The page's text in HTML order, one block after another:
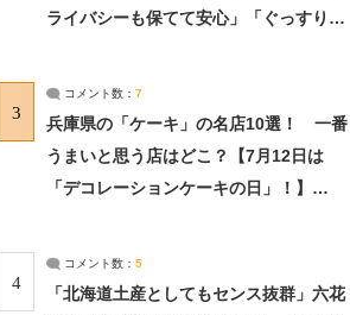
ライバシーも保てて安心」「ぐっすり眠
3
コメント数： 7
兵庫県の「ケーキ」の名店10選！ 一番
うまいと思う店はどこ？【7月12日は
「デコレーションケーキの日」！】
4
コメント数： 5
「北海道土産としてもセンス抜群」六花